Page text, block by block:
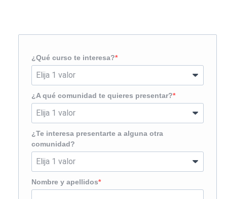
¿Qué curso te interesa?
¿A qué comunidad te quieres presentar?
¿Te interesa presentarte a alguna otra
comunidad?
Nombre y apellidos